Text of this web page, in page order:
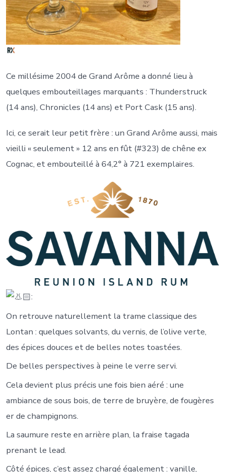
Ce millésime 2004 de Grand Arôme a donné lieu à
quelques embouteillages marquants : Thunderstruck
(14 ans), Chronicles (14 ans) et Port Cask (15 ans).
Ici, ce serait leur petit frère : un Grand Arôme aussi, mais
vieilli « seulement » 12 ans en fût (#323) de chêne ex
Cognac, et embouteillé à 64,2° à 721 exemplaires.
:
On retrouve naturellement la trame classique des
Lontan : quelques solvants, du vernis, de l’olive verte,
des épices douces et de belles notes toastées.
De belles perspectives à peine le verre servi.
Cela devient plus précis une fois bien aéré : une
ambiance de sous bois, de terre de bruyère, de fougères
er de champignons.
La saumure reste en arrière plan, la fraise tagada
prenant le lead.
Côté épices, c’est assez chargé également : vanille,